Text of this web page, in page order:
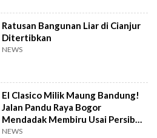
Ratusan Bangunan Liar di Cianjur
Ditertibkan
NEWS
El Clasico Milik Maung Bandung!
Jalan Pandu Raya Bogor
Mendadak Membiru Usai Persib
Libas Persija
NEWS